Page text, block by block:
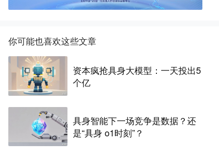
你可能也喜欢这些文章
资本疯抢具身大模型：一天投出5
个亿
具身智能下一场竞争是数据？还
是“具身 o1时刻”？